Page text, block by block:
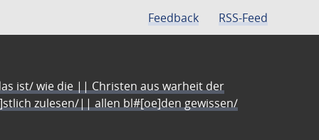
Feedback RSS-Feed
ist/ wie die || Christen aus warheit der
zulesen/|| allen bl#[oe]den gewissen/